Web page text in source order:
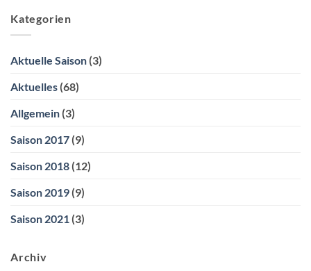
Turnier
Kategorien
Aktuelle Saison (3)
Aktuelles (68)
Allgemein (3)
Saison 2017 (9)
Saison 2018 (12)
Saison 2019 (9)
Saison 2021 (3)
Archiv